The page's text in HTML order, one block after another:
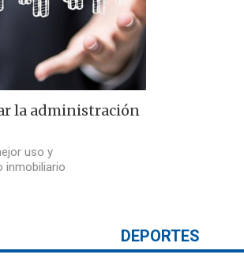
la administración
uso y
inmobiliario
DEPORTES